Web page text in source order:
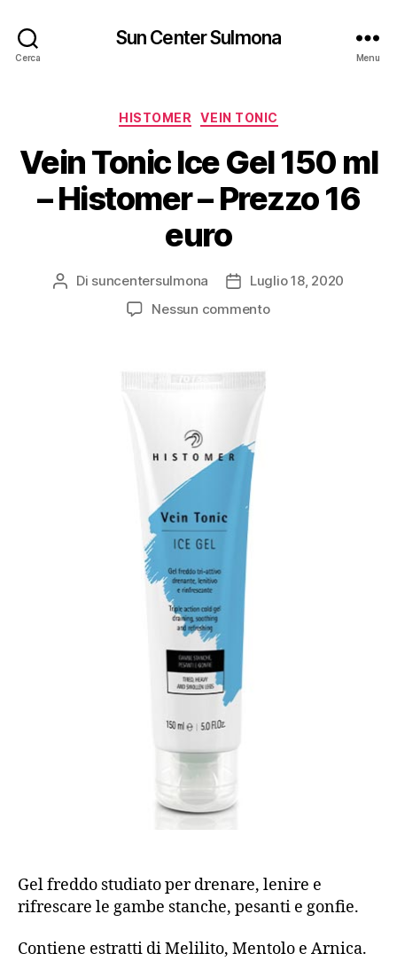
Cerca
Sun Center Sulmona
Menu
Categorie
HISTOMER VEIN TONIC
Vein Tonic Ice Gel 150 ml
– Histomer – Prezzo 16
euro
Autore
Di suncentersulmona
DataLuglio 18, 2020
Nessun commentosu
Gel freddo studiato per drenare, lenire e
rifrescare le gambe stanche, pesanti e gonfie.
Contiene estratti di Melilito, Mentolo e Arnica.